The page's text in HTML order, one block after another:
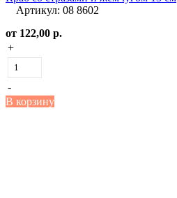
Артикул: 08 8602
от 122,00 р.
+
-
В корзину